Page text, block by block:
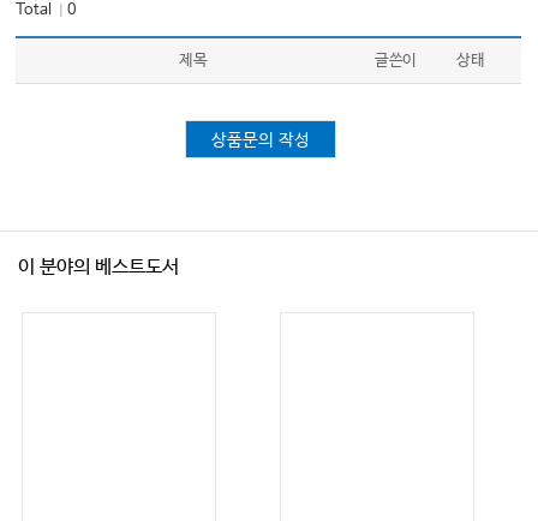
Total ｜0
제목 글쓴이 상태
상품문의 작성
이 분야의 베스트도서